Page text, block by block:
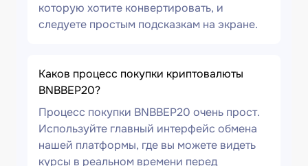
которую хотите конвертировать, и
следуете простым подсказкам на экране.
Каков процесс покупки криптовалюты
BNBBEP20?
Процесс покупки BNBBEP20 очень прост.
Используйте главный интерфейс обмена
нашей платформы, где вы можете видеть
курсы в реальном времени перед